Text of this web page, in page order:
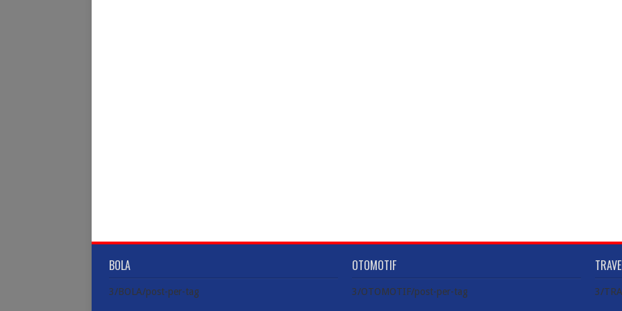
BOLA
3/BOLA/post-per-tag
OTOMOTIF
3/OTOMOTIF/post-per-tag 3/